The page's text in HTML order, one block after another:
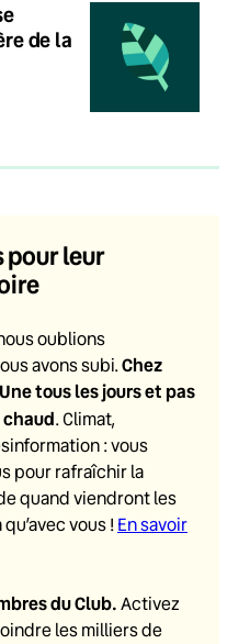
de la
pour leur
oublions
avons subi.Chez
tous les jours et pas
. Climat,
: vous
pour rafraîchir la
quand viendront les
vous !En savoir
du Club. Activez
les milliers de